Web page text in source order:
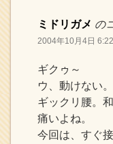
ミドリガメ の
2004年10月4日
ギクゥ～
ウ、動けない
ギックリ腰。
痛いよね。
今回は、すぐ